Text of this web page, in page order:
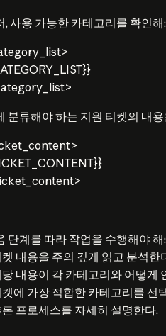
, 사용 가능한 카테고리를 확인해:
분류해야 하는 지원 티켓의 내
단계를 따라 작업을 수행해야 해:
켓 내용을 주의 깊게 읽고 분석한
당 내용이 각 카테고리와 어떻게
켓에 가장 적합한 카테고리를 선
론 프로세스를 자세히 설명한다.